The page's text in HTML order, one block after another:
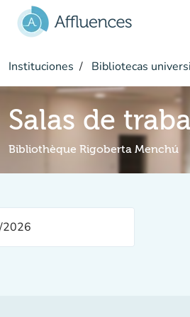
Instituciones Bibliotecas
Salas de
Bibliothèque Rigoberta Menchú